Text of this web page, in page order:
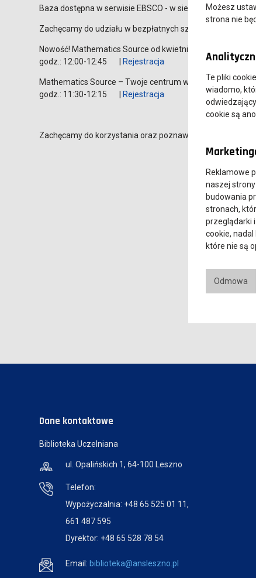
Baza dostępna w serwisie EBSCO - w sieci ANS bez
Zachęcamy do udziału w bezpłatnych szkoleniach:
Nowość! Mathematics Source od kwietnia na
godz.: 12:00-12:45 |
Rejestracja
Mathematics Source – Twoje centrum wiedzy
godz.: 11:30-12:15 |
Rejestracja
Zachęcamy do korzystania oraz poznawania bazy
Dane kontaktowe
Biblioteka Uczelniana
ul. Opalińskich 1, 64-100 Leszno
Telefon:
Wypożyczalnia: +48 65 525 01 11,
661 487 595
Dyrektor: +48 65 528 78 54
Email: biblioteka@ansleszno.pl
Możesz
strona nie
Te pliki
wiadomo,
cookie są
Reklamowe
naszej
budowania
stronach,
przeglądarki
cookie,
które nie są
Odmowa